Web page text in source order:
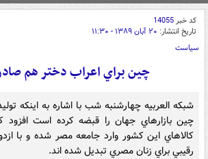
کد خبر14055
تاریخ انتشار: ۲۰ آبان ۱۳۸۹ - ۱۱:۳۰
سیاست
چين براي اعراب دختر هم
شبکه العربيه چهارشنبه شب با اشاره به اينکه
چين بازارهاي جهان را قبضه کرده است
کالاهاي اين کشور وارد جامعه مصر شده و با
رقيبي براي زنان مصري تبديل شده اند.